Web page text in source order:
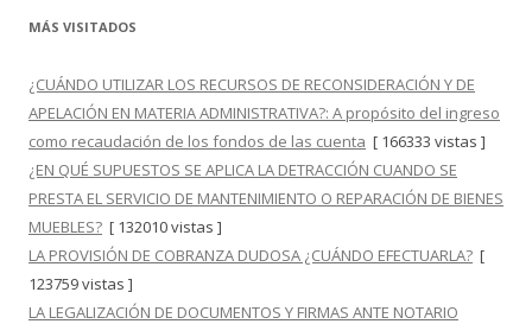
MÁS VISITADOS
¿CUÁNDO UTILIZAR LOS RECURSOS DE RECONSIDERACIÓN Y DE
APELACIÓN EN MATERIA ADMINISTRATIVA?: A propósito del ingreso
como recaudación de los fondos de las cuenta [ 166333 vistas ]
¿EN QUÉ SUPUESTOS SE APLICA LA DETRACCIÓN CUANDO SE
PRESTA EL SERVICIO DE MANTENIMIENTO O REPARACIÓN DE BIENES
MUEBLES? [ 132010 vistas ]
LA PROVISIÓN DE COBRANZA DUDOSA ¿CUÁNDO EFECTUARLA? [
123759 vistas ]
LA LEGALIZACIÓN DE DOCUMENTOS Y FIRMAS ANTE NOTARIO